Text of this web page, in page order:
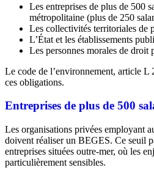
Les entreprises de plus de 500
métropolitaine (plus de 250
Les collectivités territoriales de
L’État et les établissements
Les personnes morales de droit
Le code de l’environnement, article L
ces obligations.
Entreprises de plus de 500
Les organisations privées employant
doivent réaliser un BEGES. Ce seuil
entreprises situées outre-mer, où les
particulièrement sensibles.